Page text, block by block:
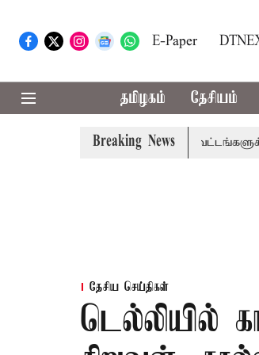
E-Paper
தமிழகம் தேசியம்
Breaking News
தேனி,நீலகிரி ஆகிய மாவட்டங்களுக்கு கன
தேசிய செய்திகள்
டெல்லியில்